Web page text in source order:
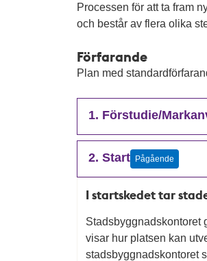
Processen för att ta fram
och består av flera olika
Förfarande
Plan med
1. Förstudie/
2. Start Pågående
I startskedet tar
Stadsbyggnadskontoret
visar hur platsen kan
stadsbyggnadskontoret